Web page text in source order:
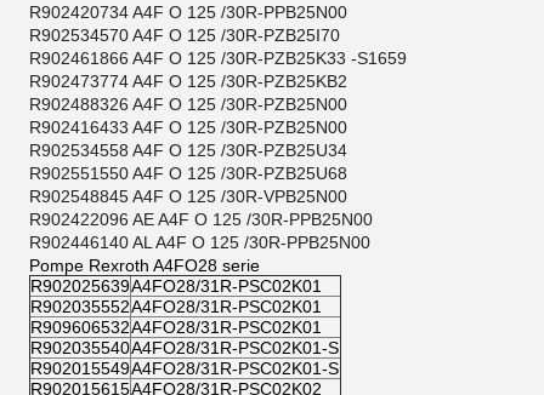
R902420734A4F O 125 /30R-PPB25N00
R902534570A4F O 125 /30R-PZB25I70
R902461866 A4F O 125 /30R-PZB25K33 -S1659
R902473774A4F O 125 /30R-PZB25KB2
R902488326 A4F O 125 /30R-PZB25N00
R902416433 A4F O 125 /30R-PZB25N00
R902534558 A4F O 125 /30R-PZB25U34
R902551550A4F O 125 /30R-PZB25U68
R902548845A4F O 125 /30R-VPB25N00
R902422096 AE A4F O 125 /30R-PPB25N00
R902446140AL A4F O 125 /30R-PPB25N00
Pompe Rexroth A4FO28 serie
R902025639A4FO28/31R-PSC02K01
R902035552A4FO28/31R-PSC02K01
R909606532A4FO28/31R-PSC02K01
R902035540A4FO28/31R-PSC02K01-S
R902015549A4FO28/31R-PSC02K01-S
R902015615A4FO28/31R-PSC02K02